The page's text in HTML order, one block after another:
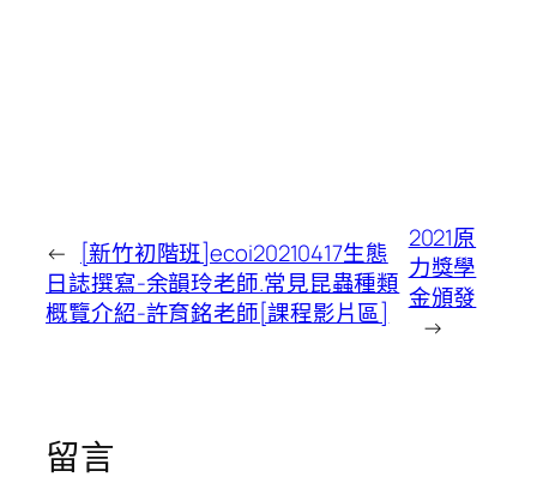
← [新竹初階班]ecoi20210417生態
日誌撰寫-余韻玲老師.常見昆蟲種類
概覽介紹-許育銘老師[課程影片區]
2021原
力獎學
金頒發
→
留言